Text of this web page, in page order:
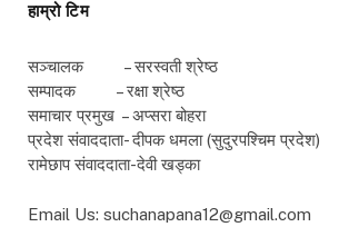
हाम्रो टिम
सञ्चालक – सरस्वती श्रेष्ठ
सम्पादक – रक्षा श्रेष्ठ
समाचार प्रमुख – अप्सरा बोहरा
प्रदेश संवाददाता- दीपक धमला (सुदुरपश्चिम प्रदेश)
रामेछाप संवाददाता-देवी खड्का
Email Us: suchanapana12@gmail.com